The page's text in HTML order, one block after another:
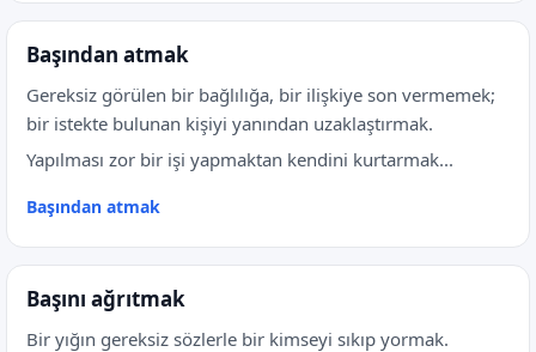
Başından atmak
Gereksiz görülen bir bağlılığa, bir ilişkiye son vermemek;
bir istekte bulunan kişiyi yanından uzaklaştırmak.
Yapılması zor bir işi yapmaktan kendini kurtarmak...
Başından atmak
Başını ağrıtmak
Bir yığın gereksiz sözlerle bir kimseyi sıkıp yormak.